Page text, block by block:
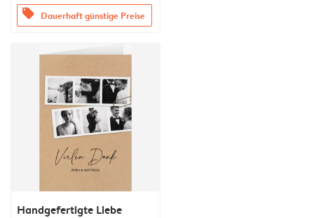
offers Dauerhaft günstige Preise
Handgefertigte Liebe